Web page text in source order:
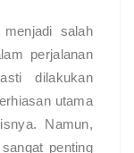
salah
perjalanan
dilakukan
utama
Namun,
penting